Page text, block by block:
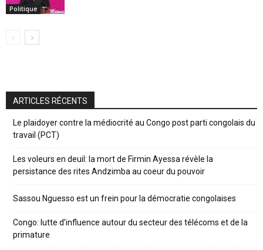
Politique
ARTICLES RÉCENTS
Le plaidoyer contre la médiocrité au Congo post parti congolais du
travail (PCT)
Les voleurs en deuil: la mort de Firmin Ayessa révèle la
persistance des rites Andzimba au coeur du pouvoir
Sassou Nguesso est un frein pour la démocratie congolaises
Congo: lutte d’influence autour du secteur des télécoms et de la
primature